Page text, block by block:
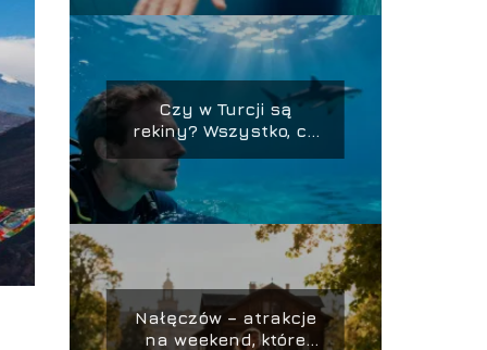
Czy w Turcji są
rekiny? Wszystko, co
musisz wiedzieć
Nałęczów – atrakcje
na weekend, które